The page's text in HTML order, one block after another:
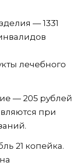
— 1331
лечебного
— 205 рублей
при
21 копейка.